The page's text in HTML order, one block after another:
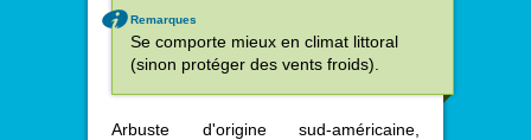
Remarques
Se comporte mieux en climat littoral
(sinon protéger des vents froids).
Arbuste d'origine sud-américaine,